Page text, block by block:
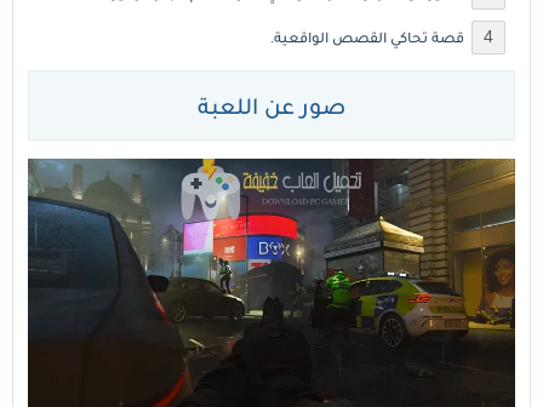
قصة تحاكي القصص الواقعية.
صور عن اللعبة